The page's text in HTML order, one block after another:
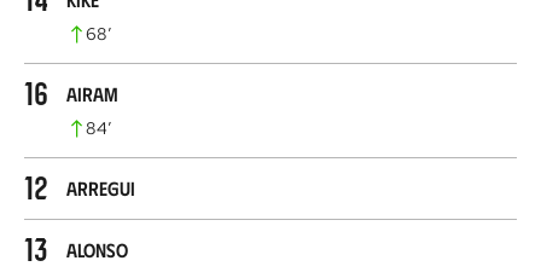
68’
16 Airam
84’
12 Arregui
13 Alonso